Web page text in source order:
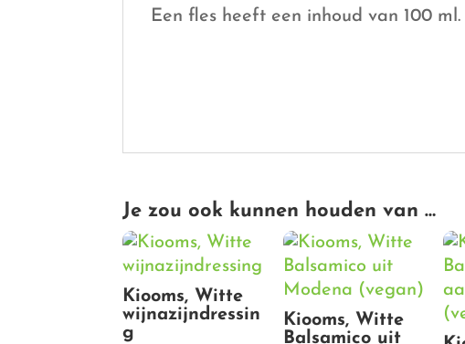
Een fles heeft een inhoud van 100 ml.
Je zou ook kunnen houden van …
Kiooms, Witte
wijnazijndressin
g
Kiooms, Witte
Balsamico uit